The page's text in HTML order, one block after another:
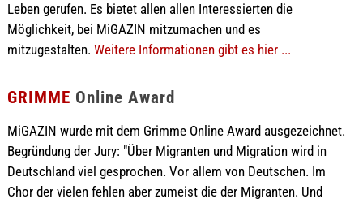
Leben gerufen. Es bietet allen allen Interessierten die
Möglichkeit, bei MiGAZIN mitzumachen und es
mitzugestalten. Weitere Informationen gibt es hier ...
GRIMME Online Award
MiGAZIN wurde mit dem Grimme Online Award ausgezeichnet.
Begründung der Jury: "Über Migranten und Migration wird in
Deutschland viel gesprochen. Vor allem von Deutschen. Im
Chor der vielen fehlen aber zumeist die der Migranten. Und